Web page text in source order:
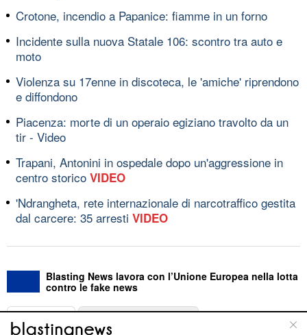
Crotone, incendio a Papanice: fiamme in un forno
Incidente sulla nuova Statale 106: scontro tra auto e
moto
Violenza su 17enne in discoteca, le 'amiche' riprendono
e diffondono
Piacenza: morte di un operaio egiziano travolto da un
tir - Video
Trapani, Antonini in ospedale dopo un'aggressione in
centro storico VIDEO
'Ndrangheta, rete internazionale di narcotraffico gestita
dal carcere: 35 arresti VIDEO
Blasting News lavora con l’Unione Europea nella lotta
contro le fake news
ABOUT